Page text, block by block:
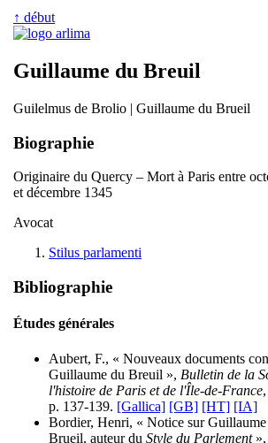
↑ début
Guillaume du Breuil
Guilelmus de Brolio | Guillaume du Brueil
Biographie
Originaire du Quercy – Mort à Paris entre
et décembre 1345
Avocat
Stilus parlamenti
Bibliographie
Études générales
Aubert, F., « Nouveaux documents
Guillaume du Breuil », Bulletin de la
l'histoire de Paris et de l'Île-de-France
p. 137-139. [Gallica] [GB] [HT] [IA]
Bordier, Henri, « Notice sur Guillaume
Brueil, auteur du Style du Parlement»,